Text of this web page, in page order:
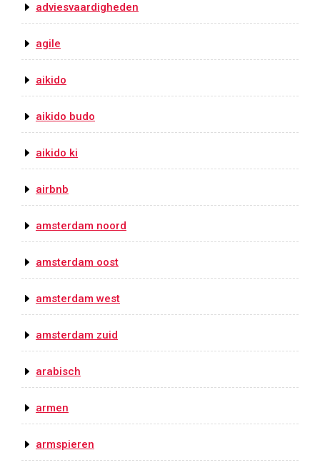
adviesvaardigheden
agile
aikido
aikido budo
aikido ki
airbnb
amsterdam noord
amsterdam oost
amsterdam west
amsterdam zuid
arabisch
armen
armspieren